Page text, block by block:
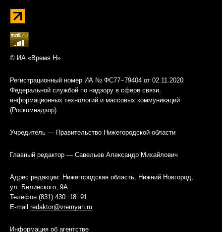
© ИА «Время Н»
Регистрационный номер ИА № ФС77−79404 от 02.11.2020
Федеральной службой по надзору в сфере связи,
информационных технологий и массовых коммуникаций
(Роскомнадзор)
Учредитель — Правительство Нижегородской области
Главный редактор — Савельев Александр Михайлович
Адрес редакции: Нижегородская область, Нижний Новгород,
ул. Белинского, 9А
Телефон (831) 430−18−91
E-mail redaktor@vremyan.ru
Информация об агентстве